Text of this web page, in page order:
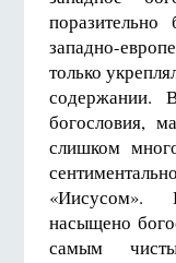
западно-
только
содержании.
богословия,
слишком
«Иисусом».
насыщено
самым